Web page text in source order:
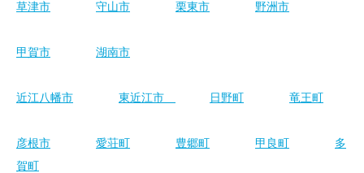
草津市 守山市 栗東市 野洲市
甲賀市 湖南市
近江八幡市 東近江市 日野町 竜王町
彦根市 愛荘町 豊郷町 甲良町
多
賀町